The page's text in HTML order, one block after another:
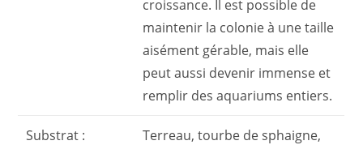
croissance. Il est possible de
maintenir la colonie à une taille
aisément gérable, mais elle
peut aussi devenir immense et
remplir des aquariums entiers.
Substrat :
Terreau, tourbe de sphaigne,